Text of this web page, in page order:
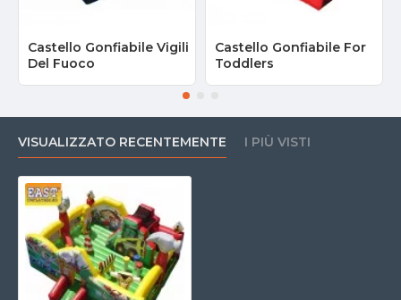
Castello Gonfiabile Vigili
Del Fuoco
Castello Gonfiabile For
Toddlers
VISUALIZZATO RECENTEMENTE I PIÙ VISTI